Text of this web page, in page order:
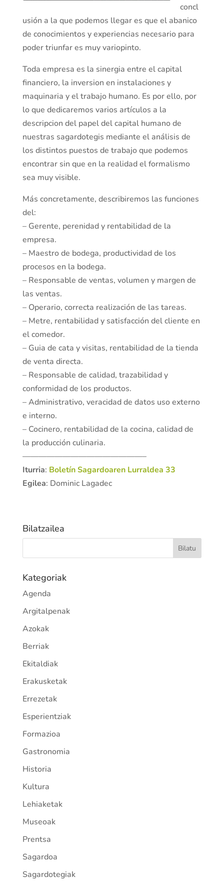
concl
usión a la que podemos llegar es que el abanico
de conocimientos y experiencias necesario para
poder triunfar es muy variopinto.
Toda empresa es la sinergia entre el capital
financiero, la inversion en instalaciones y
maquinaria y el trabajo humano. Es por ello, por
lo que dedicaremos varios artículos a la
descripcion del papel del capital humano de
nuestras sagardotegis mediante el análisis de
los distintos puestos de trabajo que podemos
encontrar sin que en la realidad el formalismo
sea muy visible.
Más concretamente, describiremos las funciones
del:
– Gerente, perenidad y rentabilidad de la
empresa.
– Maestro de bodega, productividad de los
procesos en la bodega.
– Responsable de ventas, volumen y margen de
las ventas.
– Operario, correcta realización de las tareas.
– Metre, rentabilidad y satisfacción del cliente en
el comedor.
– Guia de cata y visitas, rentabilidad de la tienda
de venta directa.
– Responsable de calidad, trazabilidad y
conformidad de los productos.
– Administrativo, veracidad de datos uso externo
e interno.
– Cocinero, rentabilidad de la cocina, calidad de
la producción culinaria.
———————————————–
Iturria: Boletín Sagardoaren Lurraldea 33
Egilea: Dominic Lagadec
Bilatzailea
Kategoriak
Agenda
Argitalpenak
Azokak
Berriak
Ekitaldiak
Erakusketak
Errezetak
Esperientziak
Formazioa
Gastronomia
Historia
Kultura
Lehiaketak
Museoak
Prentsa
Sagardoa
Sagardotegiak